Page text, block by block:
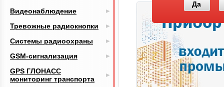
Да
Видеонаблюдение
Тревожные радиокнопки
Системы радиоохраны
GSM-сигнализация
GPS ГЛОНАСС
мониторинг транспорта